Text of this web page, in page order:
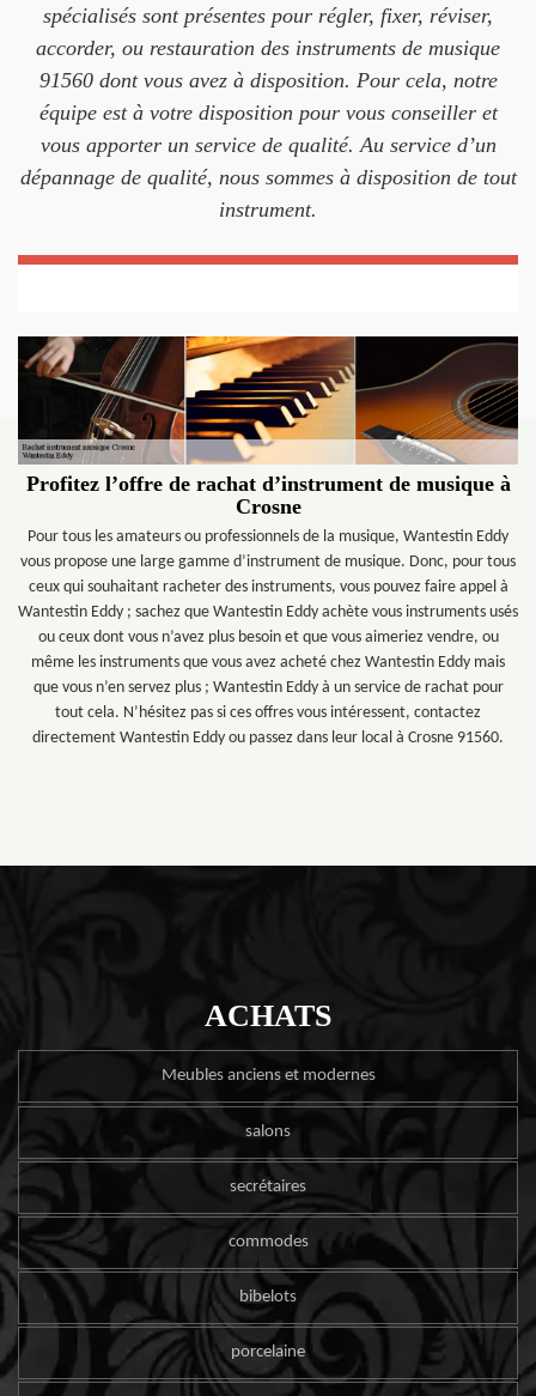
spécialisés sont présentes pour régler, fixer, réviser,
accorder, ou restauration des instruments de musique
91560 dont vous avez à disposition. Pour cela, notre
équipe est à votre disposition pour vous conseiller et
vous apporter un service de qualité. Au service d’un
dépannage de qualité, nous sommes à disposition de tout
instrument.
Profitez l’offre de rachat d’instrument de musique à
Crosne
Pour tous les amateurs ou professionnels de la musique, Wantestin Eddy
vous propose une large gamme d’instrument de musique. Donc, pour tous
ceux qui souhaitant racheter des instruments, vous pouvez faire appel à
Wantestin Eddy ; sachez que Wantestin Eddy achète vous instruments usés
ou ceux dont vous n’avez plus besoin et que vous aimeriez vendre, ou
même les instruments que vous avez acheté chez Wantestin Eddy mais
que vous n’en servez plus ; Wantestin Eddy à un service de rachat pour
tout cela. N’hésitez pas si ces offres vous intéressent, contactez
directement Wantestin Eddy ou passez dans leur local à Crosne 91560.
ACHATS
Meubles anciens et modernes
salons
secrétaires
commodes
bibelots
porcelaine